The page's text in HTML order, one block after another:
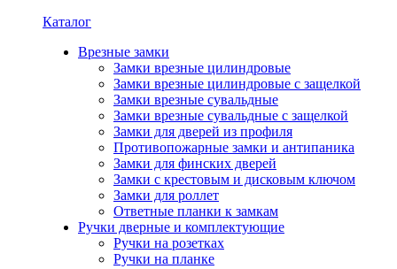
Каталог
Врезные замки
Замки врезные цилиндровые
Замки врезные цилиндровые с защелкой
Замки врезные сувальдные
Замки врезные сувальдные с защелкой
Замки для дверей из профиля
Противопожарные замки и антипаника
Замки для финских дверей
Замки с крестовым и дисковым ключом
Замки для роллет
Ответные планки к замкам
Ручки дверные и комплектующие
Ручки на розетках
Ручки на планке